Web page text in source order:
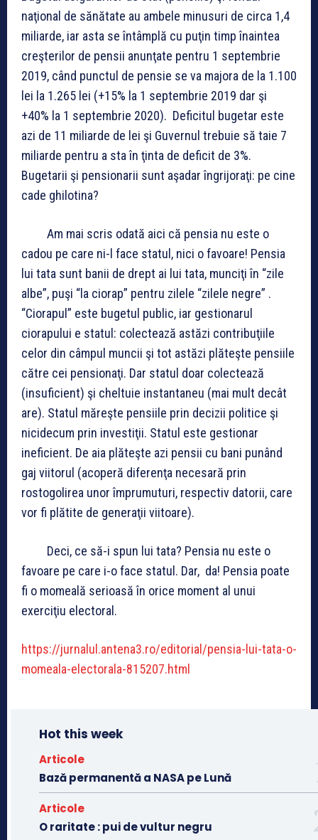
naţional de sănătate au ambele minusuri de circa 1,4
miliarde, iar asta se întâmplă cu puţin timp înaintea
creşterilor de pensii anunţate pentru 1 septembrie
2019, când punctul de pensie se va majora de la 1.100
lei la 1.265 lei (+15% la 1 septembrie 2019 dar şi
+40% la 1 septembrie 2020). Deficitul bugetar este
azi de 11 miliarde de lei şi Guvernul trebuie să taie 7
miliarde pentru a sta în ţinta de deficit de 3%.
Bugetarii şi pensionarii sunt aşadar îngrijoraţi: pe cine
cade ghilotina?
Am mai scris odată aici că pensia nu este o
cadou pe care ni-l face statul, nici o favoare! Pensia
lui tata sunt banii de drept ai lui tata, munciţi în “zile
albe”, puşi “la ciorap” pentru zilele “zilele negre” .
“Ciorapul” este bugetul public, iar gestionarul
ciorapului e statul: colectează astăzi contribuţiile
celor din câmpul muncii şi tot astăzi plăteşte pensiile
către cei pensionaţi. Dar statul doar colectează
(insuficient) şi cheltuie instantaneu (mai mult decât
are). Statul măreşte pensiile prin decizii politice şi
nicidecum prin investiţii. Statul este gestionar
ineficient. De aia plăteşte azi pensii cu bani punând
gaj viitorul (acoperă diferenţa necesară prin
rostogolirea unor împrumuturi, respectiv datorii, care
vor fi plătite de generaţii viitoare).
Deci, ce să-i spun lui tata? Pensia nu este o
favoare pe care i-o face statul. Dar, da! Pensia poate
fi o momeală serioasă în orice moment al unui
exerciţiu electoral.
https://jurnalul.antena3.ro/editorial/pensia-lui-tata-o-
momeala-electorala-815207.html
Hot this week
Articole
Bază permanentă a NASA pe Lună
Articole
O raritate : pui de vultur negru